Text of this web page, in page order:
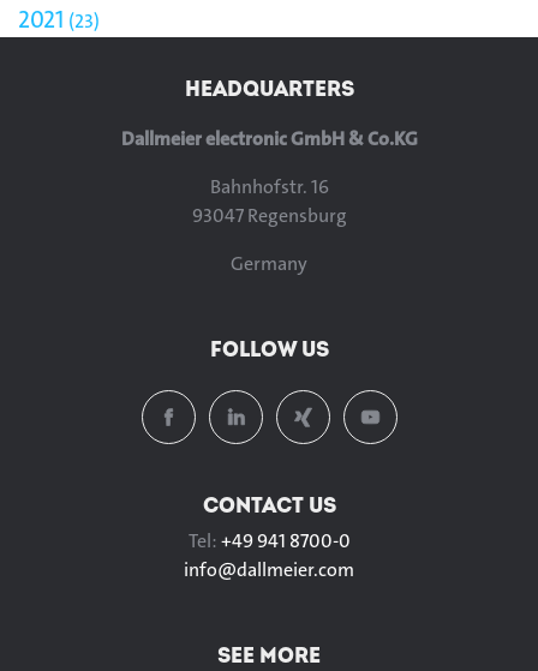
2021 23
HEADQUARTERS
Dallmeier electronic GmbH & Co.KG
Bahnhofstr. 16
93047 Regensburg
Germany
FOLLOW US
CONTACT US
Tel:+49 941 8700-0
info@dallmeier.com
SEE MORE